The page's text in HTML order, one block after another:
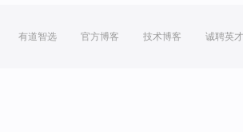
有道智选 官方博客 技术博客 诚聘英才